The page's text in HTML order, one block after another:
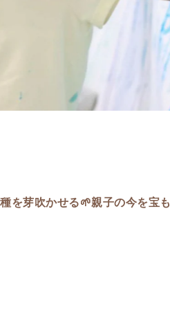
を芽吹かせる🌱親子の今を宝も